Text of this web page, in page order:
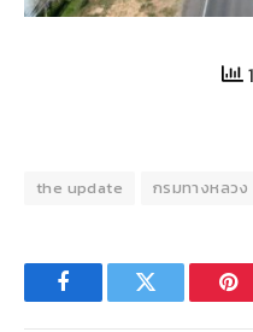
the update กรมทางหลวง
FacebookTwitter